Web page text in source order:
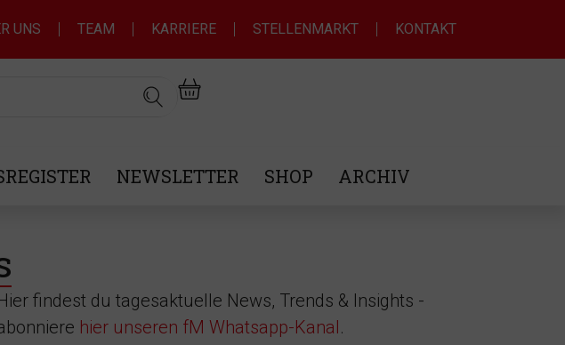
UNS TEAM KARRIERE STELLENMARKT KONTAKT
NEWSLETTER SHOP ARCHIV
findest du tagesaktuelle News, Trends & Insights -
hier unseren fM Whatsapp-Kanal.